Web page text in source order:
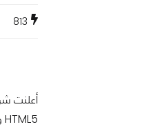
813
أعلنت
HTML5 ولا يتطلب تشغيلها الاستعانة بالمكونات البرمجية الإضافية المعروفة باسم Plug-ins.